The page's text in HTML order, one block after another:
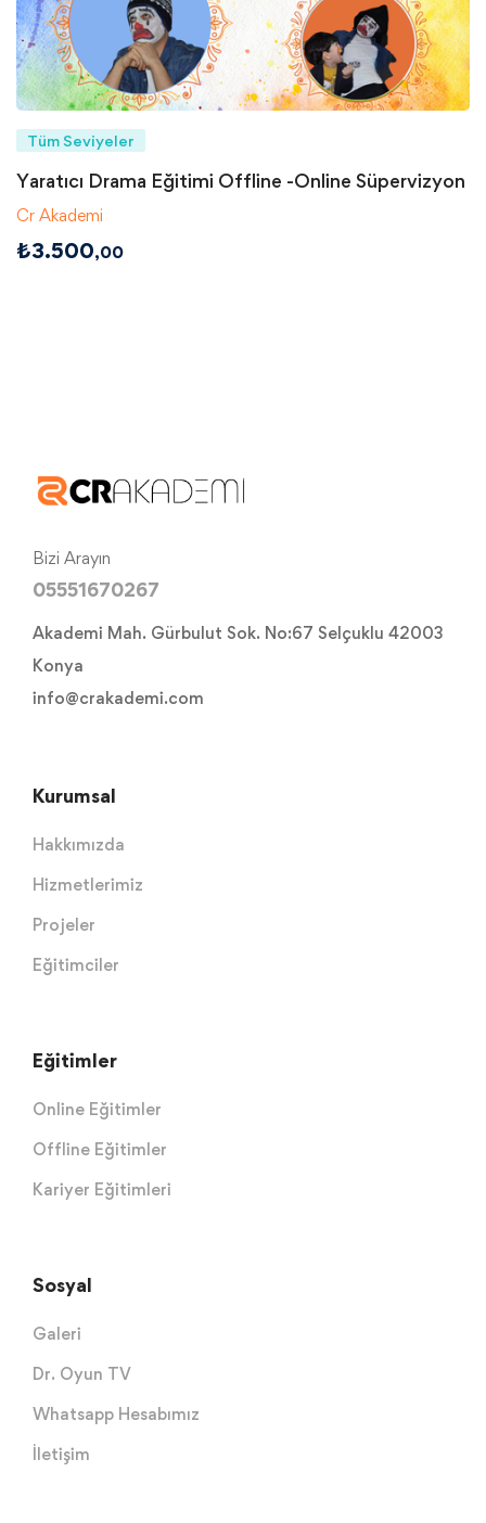
Tüm Seviyeler
Yaratıcı Drama Eğitimi Offline -Online Süpervizyon
Cr Akademi
₺3.500,00
Bizi Arayın
05551670267
Akademi Mah. Gürbulut Sok. No:67 Selçuklu 42003
Konya
info@crakademi.com
Kurumsal
Hakkımızda
Hizmetlerimiz
Projeler
Eğitimciler
Eğitimler
Online Eğitimler
Offline Eğitimler
Kariyer Eğitimleri
Sosyal
Galeri
Dr. Oyun TV
Whatsapp Hesabımız
İletişim